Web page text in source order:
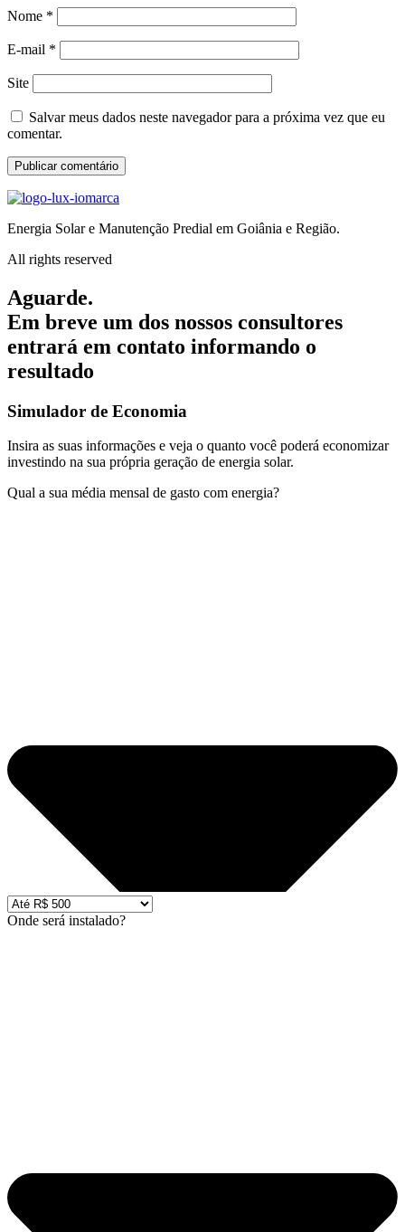
Nome *
E-mail *
Site
Salvar meus dados neste navegador para a próxima vez que eu
comentar.
Energia Solar e Manutenção Predial em Goiânia e Região.
All rights reserved
Aguarde.
Em breve um dos nossos consultores
entrará em contato informando o
resultado
Simulador de Economia
Insira as suas informações e veja o quanto você poderá economizar
investindo na sua própria geração de energia solar.
Qual a sua média mensal de gasto com energia?
Onde será instalado?